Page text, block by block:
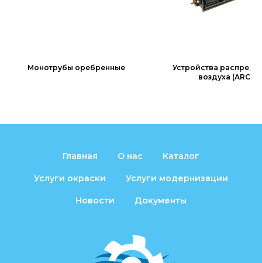
Монотрубы оребренные
Устройства
воздуха (ARCS)
Главная О нас Каталог
Услуги окраски Услуги модернизации
Новости Документы